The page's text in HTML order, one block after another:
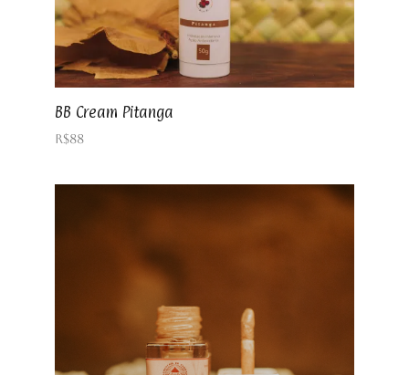
BB Cream Pitanga
R$88